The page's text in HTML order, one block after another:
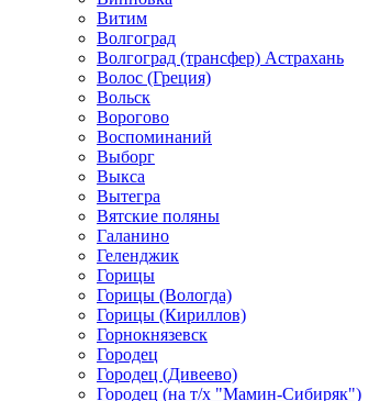
Витим
Волгоград
Волгоград (трансфер) Астрахань
Волос (Греция)
Вольск
Ворогово
Воспоминаний
Выборг
Выкса
Вытегра
Вятские поляны
Галанино
Геленджик
Горицы
Горицы (Вологда)
Горицы (Кириллов)
Горнокнязевск
Городец
Городец (Дивеево)
Городец (на т/х "Мамин-Сибиряк")